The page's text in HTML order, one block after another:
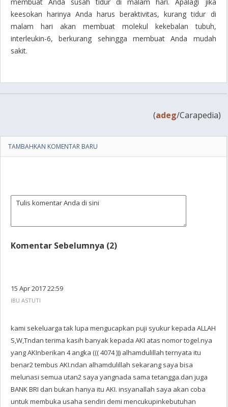
keesokan harinya Anda harus beraktivitas, kurang tidur di
malam hari akan membuat molekul kekebalan tubuh,
interleukin-6, berkurang sehingga membuat Anda mudah
sakit.
(adeg/Carapedia)
TAMBAHKAN KOMENTAR BARU
Komentar Sebelumnya (2)
15 Apr 2017 22:59
IBU ASTUTI
kami sekeluarga tak lupa mengucapkan puji syukur kepada ALLAH
S,W,Tndan terima kasih banyak kepada AKI atas nomor togel.nya
yang AKInberikan 4 angka ((( 4074 ))) alhamdulillah ternyata itu
benar2 tembus AKI.ndan alhamdulillah sekarang saya bisa
melunasi semua utan2 saya yangnada sama tetangga.dan juga
BANK BRI dan bukan hanya itu AKI. insyanallah saya akan coba
untuk membuka usaha sendiri demi mencukupinkebutuhan